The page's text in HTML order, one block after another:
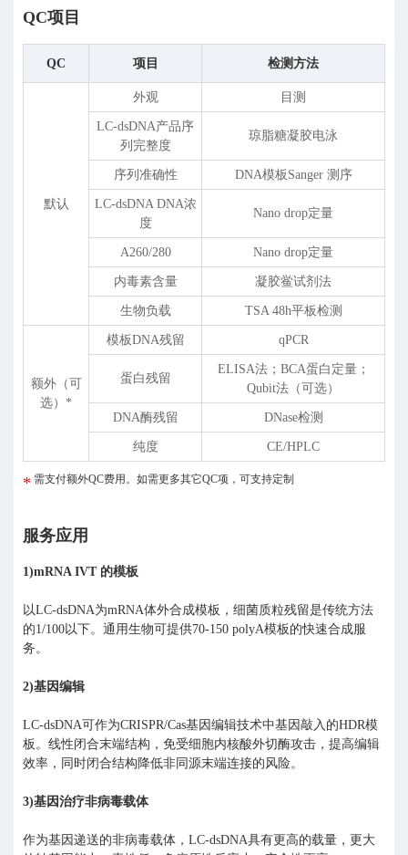
QC项目
QC 项目 检测方法
默认
外观 目测
LC-dsDNA产品序
列完整度
琼脂糖凝胶电泳
序列准确性 DNA模板Sanger 测序
LC-dsDNA DNA浓
度
Nano drop定量
A260/280 Nano drop定量
内毒素含量 凝胶鲎试剂法
生物负载 TSA 48h平板检测
额外（可
选）*
模板DNA残留 qPCR
蛋白残留
ELISA法；BCA蛋白定量；
Qubit法（可选）
DNA酶残留 DNase检测
纯度 CE/HPLC
需支付额外QC费用。如需更多其它QC项，可支持定制
服务应用
1)mRNA IVT 的模板
以LC-dsDNA为mRNA体外合成模板，细菌质粒残留是传统方法
的1/100以下。通用生物可提供70-150 polyA模板的快速合成服
务。
2)基因编辑
LC-dsDNA可作为CRISPR/Cas基因编辑技术中基因敲入的HDR模
板。线性闭合末端结构，免受细胞内核酸外切酶攻击，提高编辑
效率，同时闭合结构降低非同源末端连接的风险。
3)基因治疗非病毒载体
作为基因递送的非病毒载体，LC-dsDNA具有更高的载量，更大